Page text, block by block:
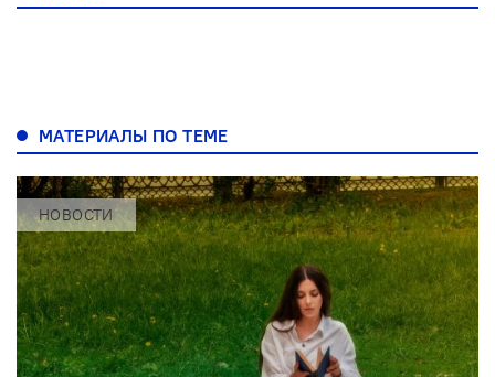
МАТЕРИАЛЫ ПО ТЕМЕ
НОВОСТИ